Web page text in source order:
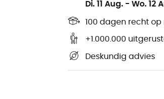
Di. 11 Aug. - Wo. 12
100 dagen recht op
+1.000.000
Deskundig advies